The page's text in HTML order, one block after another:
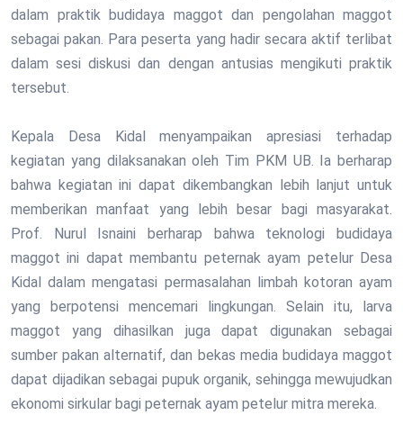
dalam praktik budidaya maggot dan pengolahan maggot
sebagai pakan. Para peserta yang hadir secara aktif terlibat
dalam sesi diskusi dan dengan antusias mengikuti praktik
tersebut.
Kepala Desa Kidal menyampaikan apresiasi terhadap
kegiatan yang dilaksanakan oleh Tim PKM UB. Ia berharap
bahwa kegiatan ini dapat dikembangkan lebih lanjut untuk
memberikan manfaat yang lebih besar bagi masyarakat.
Prof. Nurul Isnaini berharap bahwa teknologi budidaya
maggot ini dapat membantu peternak ayam petelur Desa
Kidal dalam mengatasi permasalahan limbah kotoran ayam
yang berpotensi mencemari lingkungan. Selain itu, larva
maggot yang dihasilkan juga dapat digunakan sebagai
sumber pakan alternatif, dan bekas media budidaya maggot
dapat dijadikan sebagai pupuk organik, sehingga mewujudkan
ekonomi sirkular bagi peternak ayam petelur mitra mereka.